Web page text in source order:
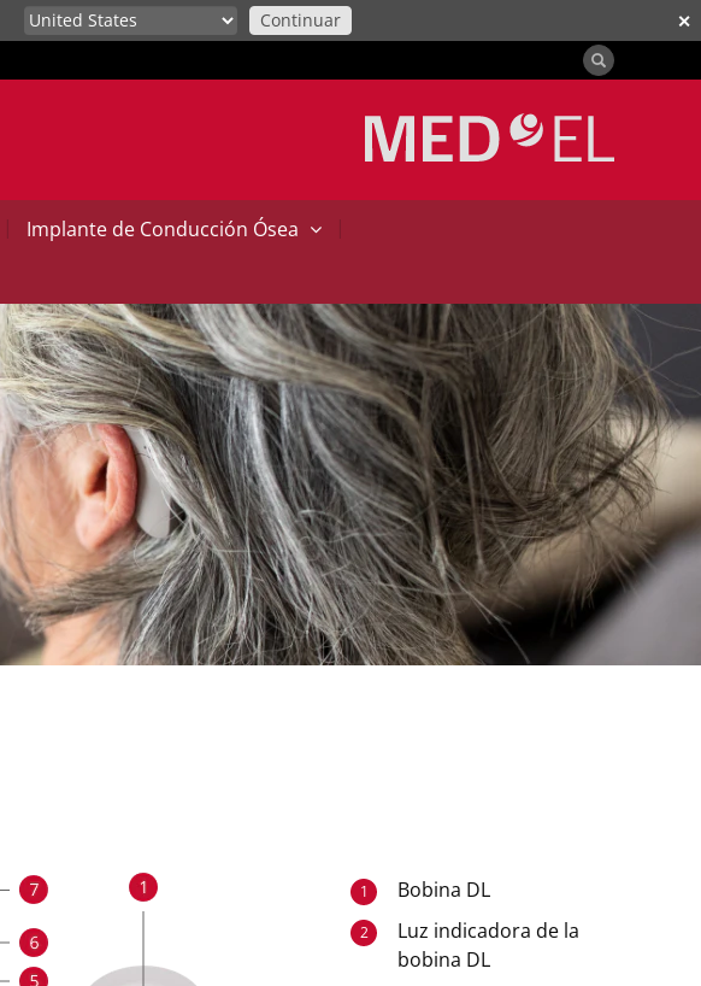
✕
Continuar
| Implante de Conducción Ósea
|
1 Bobina DL
2
Luz indicadora de la
bobina DL